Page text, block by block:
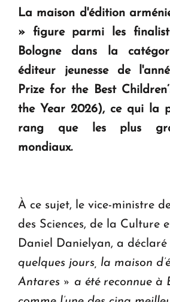
KASA : 30 ans d'audace, de
en Arménie
Le premier hôtel Hyatt Regency
ouvrira ses portes à Dilijan
La maison d'édition
» figure parmi les
Bologne dans la
éditeur jeunesse de
Prize for the Best
the Year 2026), ce qui la
rang que les plus
mondiaux.
À ce sujet, le vice-ministre
des Sciences, de la Culture
Daniel Danielyan, a déclaré
quelques jours, la maison
Antares » a été reconnue à